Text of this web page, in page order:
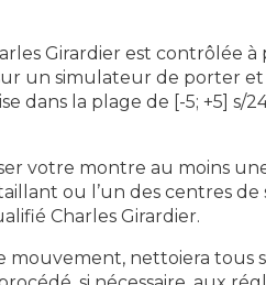
Girardier est contrôlée
un simulateur de porter
dans la plage de [-5; +5] s/
votre montre au moins
ou l’un des centres de
Charles Girardier.
nettoiera tous